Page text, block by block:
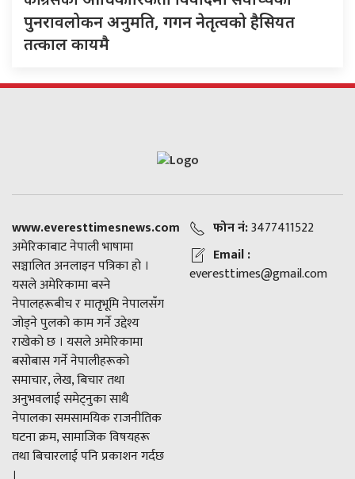
पुनरावलोकन अनुमति, गगन नेतृत्वको हैसियत
तत्काल कायमै
www.everesttimesnews.com
अमेरिकाबाट नेपाली भाषामा
सञ्चालित अनलाइन पत्रिका हो ।
यसले अमेरिकामा बस्ने
नेपालहरूबीच र मातृभूमि नेपालसँग
जोड्ने पुलको काम गर्ने उद्देश्य
राखेको छ । यसले अमेरिकामा
बसोबास गर्ने नेपालीहरूको
समाचार, लेख, बिचार तथा
अनुभवलाई समेट्नुका साथै
नेपालका समसामयिक राजनीतिक
घटना क्रम, सामाजिक विषयहरू
तथा बिचारलाई पनि प्रकाशन गर्दछ
फोन नं:3477411522
Email :
everesttimes@gmail.com